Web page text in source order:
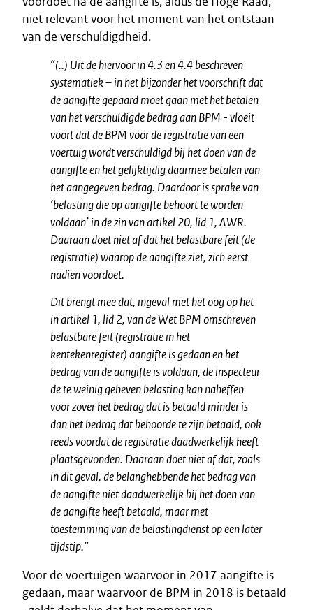
niet relevant voor het moment van het ontstaan
van de verschuldigdheid.
“(..) Uit de hiervoor in 4.3 en 4.4 beschreven
systematiek – in het bijzonder het voorschrift dat
de aangifte gepaard moet gaan met het betalen
van het verschuldigde bedrag aan BPM - vloeit
voort dat de BPM voor de registratie van een
voertuig wordt verschuldigd bij het doen van de
aangifte en het gelijktijdig daarmee betalen van
het aangegeven bedrag. Daardoor is sprake van
‘belasting die op aangifte behoort te worden
voldaan’ in de zin van artikel 20, lid 1, AWR.
Daaraan doet niet af dat het belastbare feit (de
registratie) waarop de aangifte ziet, zich eerst
nadien voordoet.
Dit brengt mee dat, ingeval met het oog op het
in artikel 1, lid 2, van de Wet BPM omschreven
belastbare feit (registratie in het
kentekenregister) aangifte is gedaan en het
bedrag van de aangifte is voldaan, de inspecteur
de te weinig geheven belasting kan naheffen
voor zover het bedrag dat is betaald minder is
dan het bedrag dat behoorde te zijn betaald, ook
reeds voordat de registratie daadwerkelijk heeft
plaatsgevonden. Daaraan doet niet af dat, zoals
in dit geval, de belanghebbende het bedrag van
de aangifte niet daadwerkelijk bij het doen van
de aangifte heeft betaald, maar met
toestemming van de belastingdienst op een later
tijdstip.”
Voor de voertuigen waarvoor in 2017 aangifte is
gedaan, maar waarvoor de BPM in 2018 is betaald